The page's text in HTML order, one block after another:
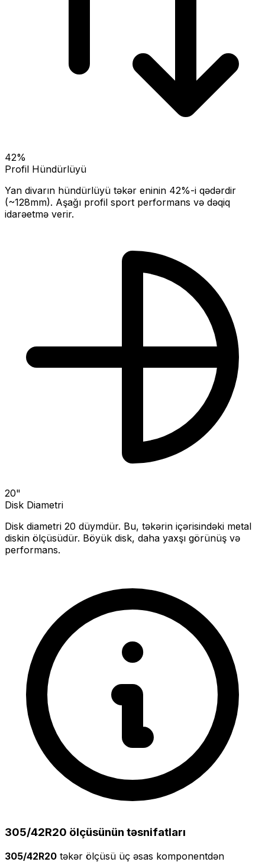
42%
Profil Hündürlüyü
Yan divarın hündürlüyü təkər eninin 42%-i qədərdir
(~128mm). Aşağı profil sport performans və dəqiq
idarəetmə verir.
20"
Disk Diametri
Disk diametri 20 düymdür. Bu, təkərin içərisindəki metal
diskin ölçüsüdür. Böyük disk, daha yaxşı görünüş və
performans.
305/42R20 ölçüsünün təsnifatları
305/42R20 təkər ölçüsü üç əsas komponentdən